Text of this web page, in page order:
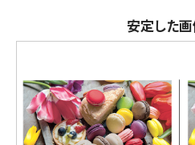
安定した